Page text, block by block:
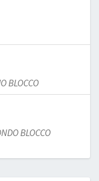
BLOCCO
BLOCCO